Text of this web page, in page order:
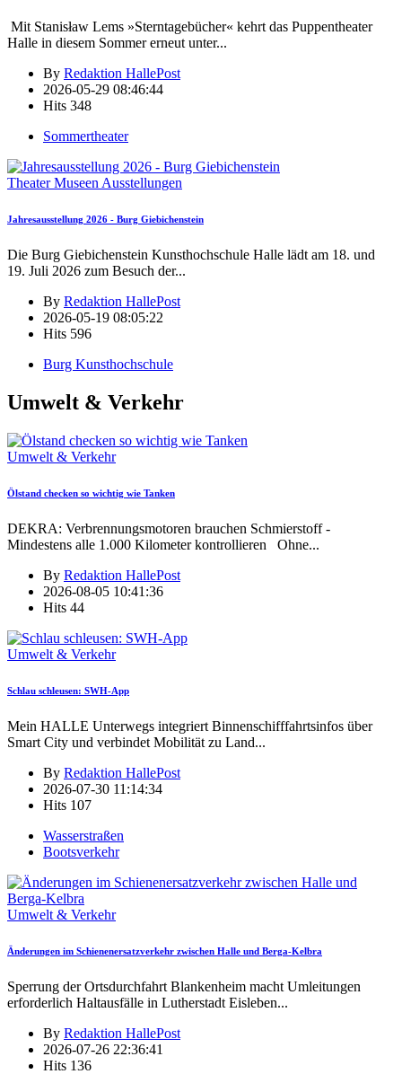
Mit Stanisław Lems »Sterntagebücher« kehrt das Puppentheater
Halle in diesem Sommer erneut unter...
By Redaktion HallePost
2026-05-29 08:46:44
Hits 348
Sommertheater
Theater Museen Ausstellungen
Jahresausstellung 2026 - Burg Giebichenstein
Die Burg Giebichenstein Kunsthochschule Halle lädt am 18. und
19. Juli 2026 zum Besuch der...
By Redaktion HallePost
2026-05-19 08:05:22
Hits 596
Burg Kunsthochschule
Umwelt & Verkehr
Umwelt & Verkehr
Ölstand checken so wichtig wie Tanken
DEKRA: Verbrennungsmotoren brauchen Schmierstoff -
Mindestens alle 1.000 Kilometer kontrollieren Ohne...
By Redaktion HallePost
2026-08-05 10:41:36
Hits 44
Umwelt & Verkehr
Schlau schleusen: SWH-App
Mein HALLE Unterwegs integriert Binnenschifffahrtsinfos über
Smart City und verbindet Mobilität zu Land...
By Redaktion HallePost
2026-07-30 11:14:34
Hits 107
Wasserstraßen
Bootsverkehr
Umwelt & Verkehr
Änderungen im Schienenersatzverkehr zwischen Halle und Berga-Kelbra
Sperrung der Ortsdurchfahrt Blankenheim macht Umleitungen
erforderlich Haltausfälle in Lutherstadt Eisleben...
By Redaktion HallePost
2026-07-26 22:36:41
Hits 136